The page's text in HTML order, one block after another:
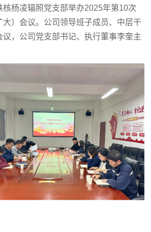
核杨凌辐照党支部举办2025年第10次
大）会议。公司领导班子成员、中层干
，公司党支部书记、执行董事李奎主